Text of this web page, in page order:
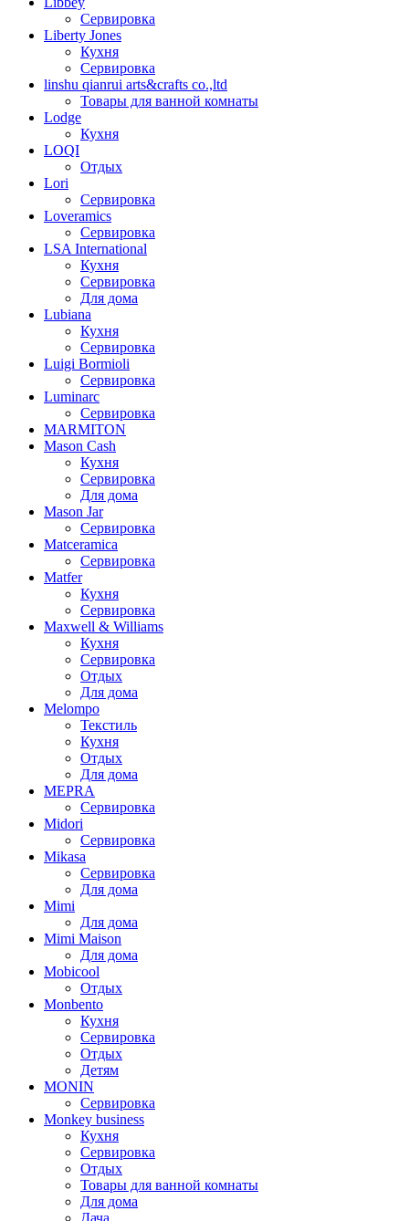
Сервировка
Liberty Jones
Кухня
Сервировка
linshu qianrui arts&crafts co.,ltd
Товары для ванной комнаты
Lodge
Кухня
LOQI
Отдых
Lori
Сервировка
Loveramics
Сервировка
LSA International
Кухня
Сервировка
Для дома
Lubiana
Кухня
Сервировка
Luigi Bormioli
Сервировка
Luminarc
Сервировка
MARMITON
Mason Cash
Кухня
Сервировка
Для дома
Mason Jar
Сервировка
Matceramica
Сервировка
Matfer
Кухня
Сервировка
Maxwell & Williams
Кухня
Сервировка
Отдых
Для дома
Melompo
Текстиль
Кухня
Отдых
Для дома
MEPRA
Сервировка
Midori
Сервировка
Mikasa
Сервировка
Для дома
Mimi
Для дома
Mimi Maison
Для дома
Mobicool
Отдых
Monbento
Кухня
Сервировка
Отдых
Детям
MONIN
Сервировка
Monkey business
Кухня
Сервировка
Отдых
Товары для ванной комнаты
Для дома